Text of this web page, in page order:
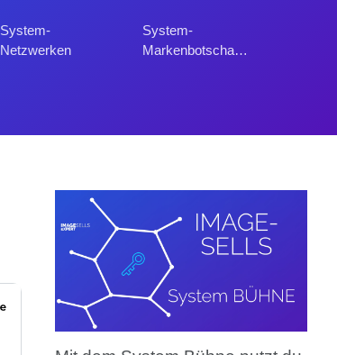
System-
Netzwerken
System-
Markenbotschafter